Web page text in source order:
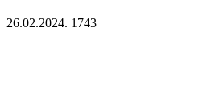
26.02.2024. 1743